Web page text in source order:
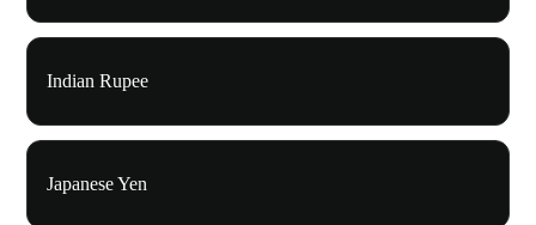
Indian Rupee
Japanese Yen